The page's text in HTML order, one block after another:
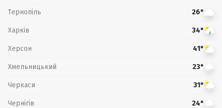
Тернопіль 26°
Харків 34°
Херсон 41°
Хмельницький 23°
Черкаси 31°
Чернігів 24°